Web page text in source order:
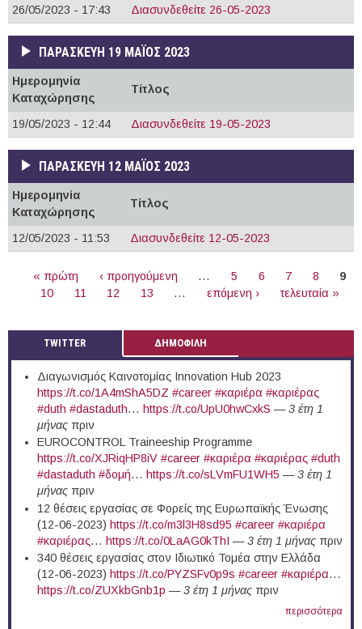
26/05/2023 - 17:43 Διασυνδεθείτε 26-05-2023
ΠΑΡΑΣΚΕΥΉ 19 ΜΆΙΟΣ 2023
Ημερομηνία
Καταχώρησης
Τίτλος
19/05/2023 - 12:44 Διασυνδεθείτε 19-05-2023
ΠΑΡΑΣΚΕΥΉ 12 ΜΆΙΟΣ 2023
Ημερομηνία
Καταχώρησης
Τίτλος
12/05/2023 - 11:53 Διασυνδεθείτε 12-05-2023
« πρώτη ‹ προηγούμενη … 5 6 7 8
9
10
11 12 13 … επόμενη › τελευταία »
TWITTER ΔΗΜΟΦΙΛΗ
Διαγωνισμός Καινοτομίας Innovation Hub 2023
https://t.co/1A4mShA5DZ #career #καριέρα #καριέρας
#duth #dastaduth… https://t.co/UpU0hwCxkS —3 έτη 1
μήναςπριν
EUROCONTROL Traineeship Programme
https://t.co/XJRiqHP8iV #career #καριέρα #καριέρας #duth
#dastaduth #δομή… https://t.co/sLVmFU1WH5 —3 έτη 1
μήναςπριν
12 θέσεις εργασίας σε Φορείς της Ευρωπαϊκής Ένωσης
(12-06-2023) https://t.co/m3l3H8sd95 #career #καριέρα
#καριέρας… https://t.co/0LaAG0kThI —3 έτη 1 μήναςπριν
340 θέσεις εργασίας στον Ιδιωτικό Τομέα στην Ελλάδα
(12-06-2023) https://t.co/PYZSFv0p9s #career #καριέρα…
https://t.co/ZUXkbGnb1p —3 έτη 1 μήναςπριν
περισσότερα